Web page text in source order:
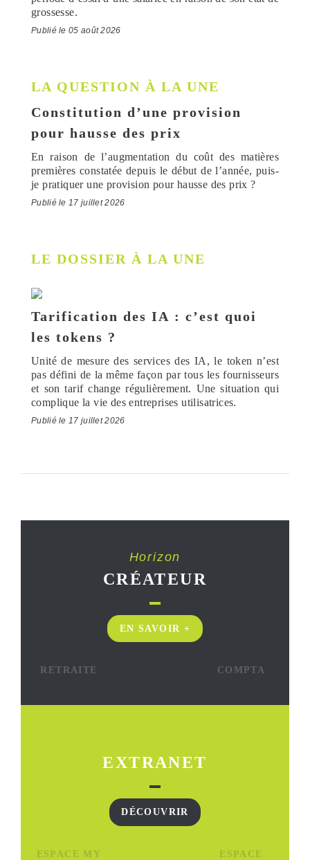
grossesse.
Publié le 05 août 2026
LA QUESTION À LA UNE
Constitution d’une provision
pour hausse des prix
En raison de l’augmentation du coût des matières
premières constatée depuis le début de l’année, puis-
je pratiquer une provision pour hausse des prix ?
Publié le 17 juillet 2026
LE DOSSIER À LA UNE
Tarification des IA : c’est quoi
les tokens ?
Unité de mesure des services des IA, le token n’est
pas défini de la même façon par tous les fournisseurs
et son tarif change régulièrement. Une situation qui
complique la vie des entreprises utilisatrices.
Publié le 17 juillet 2026
Horizon
CRÉATEUR
EN SAVOIR +
RETRAITE COMPTA
EXTRANET
DÉCOUVRIR
ESPACE MY
ESPACE